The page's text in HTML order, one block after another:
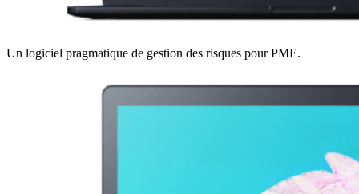
Un logiciel pragmatique de gestion des risques pour PME.